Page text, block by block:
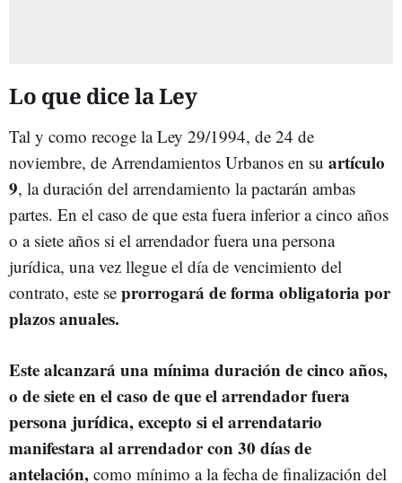
Lo que dice la Ley
Tal y como recoge la Ley 29/1994, de 24 de
noviembre, de Arrendamientos Urbanos en su artículo
9, la duración del arrendamiento la pactarán ambas
partes. En el caso de que esta fuera inferior a cinco años
o a siete años si el arrendador fuera una persona
jurídica, una vez llegue el día de vencimiento del
contrato, este se prorrogará de forma obligatoria por
plazos anuales.
Este alcanzará una mínima duración de cinco años,
o de siete en el caso de que el arrendador fuera
persona jurídica, excepto si el arrendatario
manifestara al arrendador con 30 días de
antelación, como mínimo a la fecha de finalización del